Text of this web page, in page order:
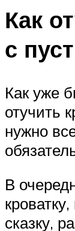
Как
с
Как уже
отучить
нужно
В
сказку,